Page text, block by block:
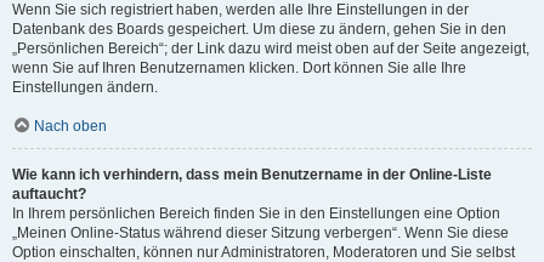
Wenn Sie sich registriert haben, werden alle Ihre Einstellungen in der
Datenbank des Boards gespeichert. Um diese zu ändern, gehen Sie in den
„Persönlichen Bereich“; der Link dazu wird meist oben auf der Seite angezeigt,
wenn Sie auf Ihren Benutzernamen klicken. Dort können Sie alle Ihre
Einstellungen ändern.
Nach oben
Wie kann ich verhindern, dass mein Benutzername in der Online-Liste
auftaucht?
In Ihrem persönlichen Bereich finden Sie in den Einstellungen eine Option
„Meinen Online-Status während dieser Sitzung verbergen“. Wenn Sie diese
Option einschalten, können nur Administratoren, Moderatoren und Sie selbst